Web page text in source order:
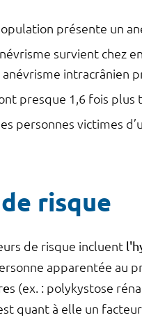
présente un
survient chez
intracrânien
presque 1,6 fois plus
personnes victimes
risque
de risque incluent
apparentée au
s (ex. : polykystose
quant à elle un